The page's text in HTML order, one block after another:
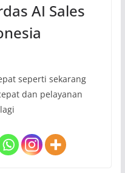
AI Sales
seperti sekarang
dan pelayanan